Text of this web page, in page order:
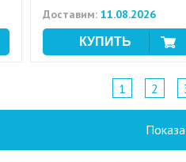
Доставим: 11.08.2026
1 2